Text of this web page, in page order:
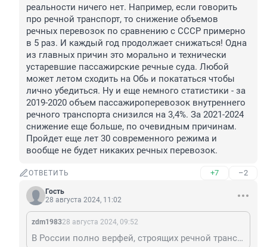
реальности ничего нет. Например, если говорить
про речной транспорт, то снижение объемов
речных перевозок по сравнению с СССР примерно
в 5 раз. И каждый год продолжает снижаться! Одна
из главных причин это морально и технически
устаревшие пассажирские речные суда. Любой
может летом сходить на Обь и покататься чтобы
лично убедиться. Ну и еще немного статистики - за
2019-2020 объем пассажироперевозок внутреннего
речного транспорта снизился на 3,4%. За 2021-2024
снижение еще больше, по очевидным причинам.
Пройдет еще лет 30 современного режима и
вообще не будет никаких речных перевозок.
ОТВЕТИТЬ +7 –2
Гость
28 августа 2024, 11:02
zdm198328 августа 2024, 09:52
В России полно верфей, строящих речной транспорт, поинтересуйтесь.